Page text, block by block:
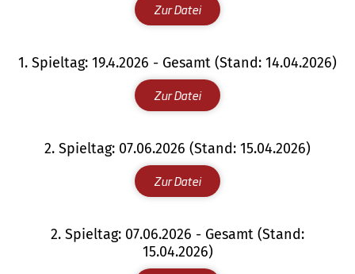
Zur Datei
1. Spieltag: 19.4.2026 - Gesamt (Stand: 14.04.2026)
Zur Datei
2. Spieltag: 07.06.2026 (Stand: 15.04.2026)
Zur Datei
2. Spieltag: 07.06.2026 - Gesamt (Stand:
15.04.2026)